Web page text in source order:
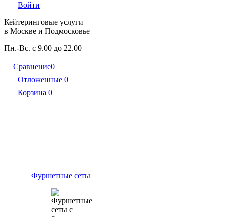
Войти
Кейтеринговые услуги
в Москве и Подмосковье
Пн.-Вс. с 9.00 до 22.00
Сравнение0
Отложенные 0
Корзина 0
Фуршетные сеты